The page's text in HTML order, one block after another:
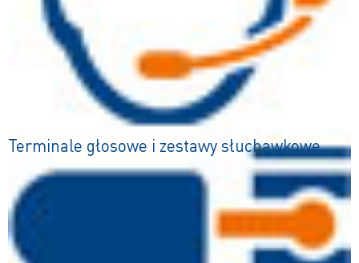
Terminale głosowe i zestawy słuchawkowe